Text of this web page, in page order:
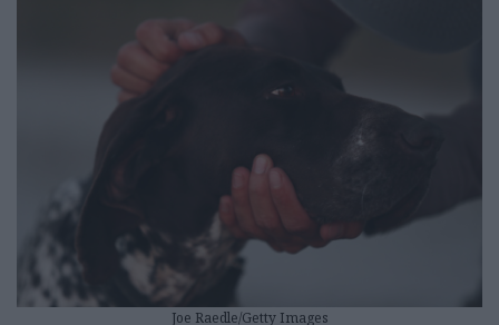
Joe Raedle/Getty Images